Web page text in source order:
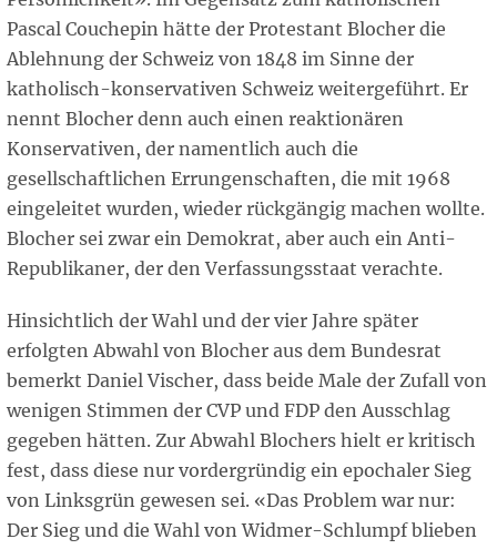
Pascal Couchepin hätte der Protestant Blocher die
Ablehnung der Schweiz von 1848 im Sinne der
katholisch-konservativen Schweiz weitergeführt. Er
nennt Blocher denn auch einen reaktionären
Konservativen, der namentlich auch die
gesellschaftlichen Errungenschaften, die mit 1968
eingeleitet wurden, wieder rückgängig machen wollte.
Blocher sei zwar ein Demokrat, aber auch ein Anti-
Republikaner, der den Verfassungsstaat verachte.
Hinsichtlich der Wahl und der vier Jahre später
erfolgten Abwahl von Blocher aus dem Bundesrat
bemerkt Daniel Vischer, dass beide Male der Zufall von
wenigen Stimmen der CVP und FDP den Ausschlag
gegeben hätten. Zur Abwahl Blochers hielt er kritisch
fest, dass diese nur vordergründig ein epochaler Sieg
von Linksgrün gewesen sei. «Das Problem war nur:
Der Sieg und die Wahl von Widmer-Schlumpf blieben